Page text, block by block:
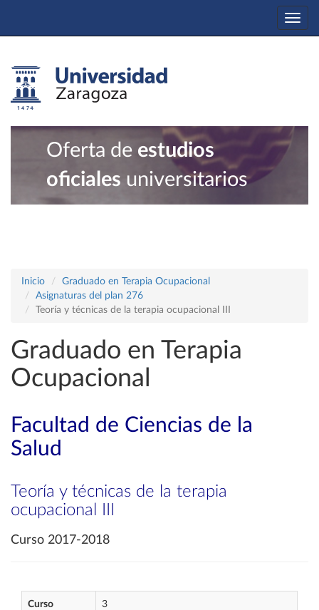
Oferta de estudios
oficiales universitarios
Inicio
Graduado en Terapia Ocupacional
Asignaturas del plan 276
Teoría y técnicas de la terapia ocupacional III
Graduado en Terapia
Ocupacional
Facultad de Ciencias de la
Salud
Teoría y técnicas de la terapia
ocupacional III
Curso 2017-2018
Curso 3